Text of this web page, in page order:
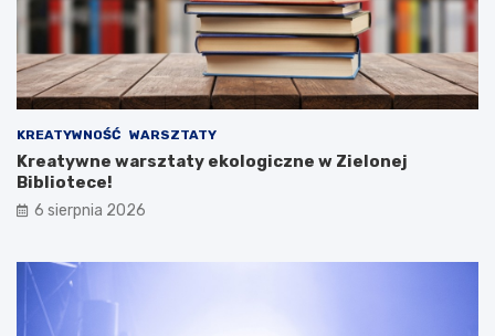
KREATYWNOŚĆ WARSZTATY
Kreatywne warsztaty ekologiczne w Zielonej
Bibliotece!
6 sierpnia 2026